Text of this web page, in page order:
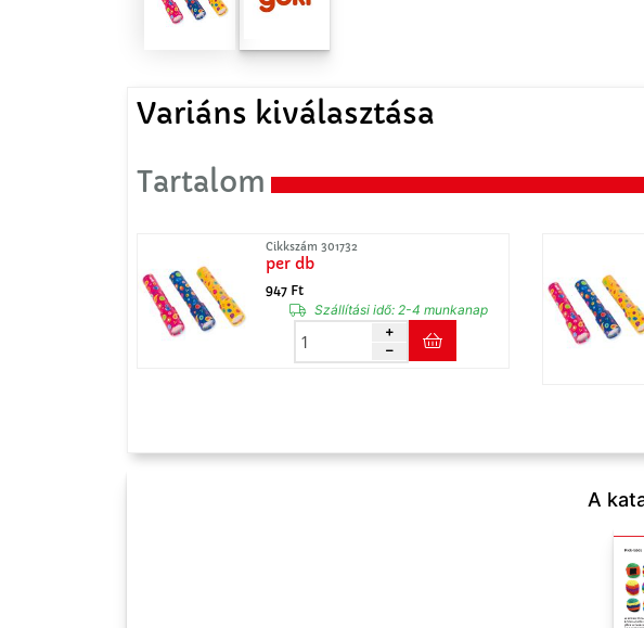
Variáns kiválasztása
Tartalom
Cikkszám 301732
per db
947 Ft
Szállítási idő: 2-4 munkanap
A